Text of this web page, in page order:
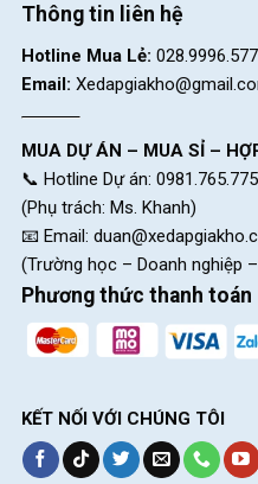
Thông tin liên hệ
Hotline Mua Lẻ:
Email:
MUA DỰ ÁN – MUA SỈ –
📞 Hotline Dự án: 0981.765.775
(Phụ trách: Ms. Khanh)
📧 Email:
(Trường học – Doanh nghiệp
Phương thức thanh toán
KẾT NỐI VỚI CHÚNG TÔI